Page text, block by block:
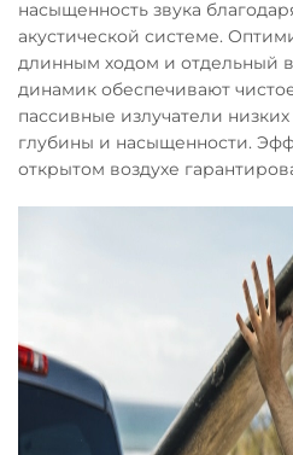
насыщенность звука
акустической системе.
длинным ходом и отдельный
динамик обеспечивают
пассивные излучатели
глубины и насыщенности.
открытом воздухе